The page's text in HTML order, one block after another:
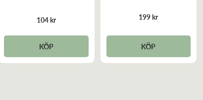
104 kr
KÖP
199 kr
KÖP